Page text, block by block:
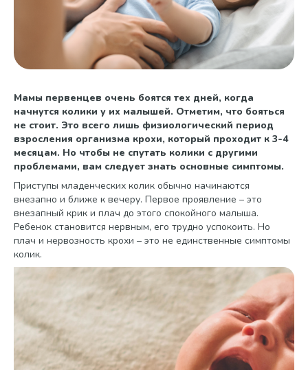
Мамы первенцев очень боятся тех дней, когда
начнутся колики у их малышей. Отметим, что бояться
не стоит. Это всего лишь физиологический период
взросления организма крохи, который проходит к 3-4
месяцам. Но чтобы не спутать колики с другими
проблемами, вам следует знать основные симптомы.
Приступы младенческих колик обычно начинаются
внезапно и ближе к вечеру. Первое проявление – это
внезапный крик и плач до этого спокойного малыша.
Ребенок становится нервным, его трудно успокоить. Но
плач и нервозность крохи – это не единственные симптомы
колик.